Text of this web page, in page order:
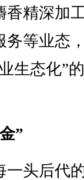
香精深加
务等业态
生态化”
”
头后代